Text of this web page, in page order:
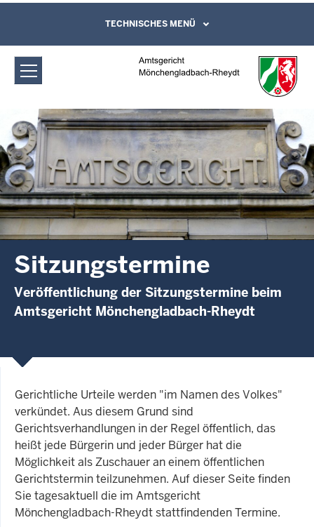
Amtsgericht Mönchengladbach-
Rheydt: Sitzungstermine
Direkt zum Inhalt
Leichte Sprache, Gebärdensprachenvideo
und Kontaktformular
TECHNISCHES MENÜ
Sitzungstermine
Veröffentlichung der Sitzungstermine beim
Amtsgericht Mönchengladbach-Rheydt
Gerichtliche Urteile werden "im Namen des Volkes"
verkündet. Aus diesem Grund sind
Gerichtsverhandlungen in der Regel öffentlich, das
heißt jede Bürgerin und jeder Bürger hat die
Möglichkeit als Zuschauer an einem öffentlichen
Gerichtstermin teilzunehmen. Auf dieser Seite finden
Sie tagesaktuell die im Amtsgericht
Mönchengladbach-Rheydt stattfindenden Termine.